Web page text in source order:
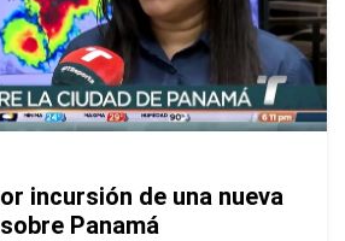
incursión de una nueva
Panamá